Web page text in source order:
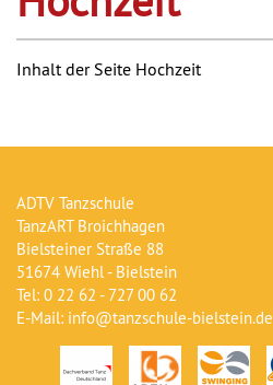
Inhalt der Seite Hochzeit
ADTV Tanzschule
TanzART Broichhagen
Bielsteiner Straße 88
51674 Wiehl - Bielstein
Tel: 0 22 62 - 727 00 62
E-Mail: info@tanzschule-bielstein.de